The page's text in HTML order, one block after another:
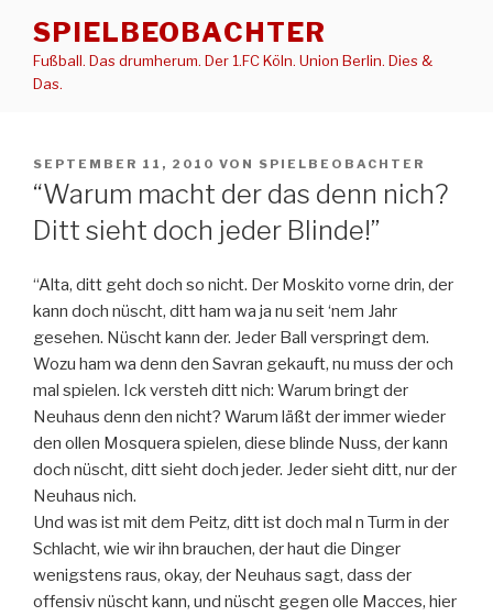
Inhalt
springen
SPIELBEOBACHTER
Fußball. Das drumherum. Der 1.FC Köln. Union Berlin. Dies &
Das.
VERÖFFENTLICHT
AM
SEPTEMBER 11, 2010 VON SPIELBEOBACHTER
“Warum macht der das denn nich?
Ditt sieht doch jeder Blinde!”
“Alta, ditt geht doch so nicht. Der Moskito vorne drin, der
kann doch nüscht, ditt ham wa ja nu seit ‘nem Jahr
gesehen. Nüscht kann der. Jeder Ball verspringt dem.
Wozu ham wa denn den Savran gekauft, nu muss der och
mal spielen. Ick versteh ditt nich: Warum bringt der
Neuhaus denn den nicht? Warum läßt der immer wieder
den ollen Mosquera spielen, diese blinde Nuss, der kann
doch nüscht, ditt sieht doch jeder. Jeder sieht ditt, nur der
Neuhaus nich.
Und was ist mit dem Peitz, ditt ist doch mal n Turm in der
Schlacht, wie wir ihn brauchen, der haut die Dinger
wenigstens raus, okay, der Neuhaus sagt, dass der
offensiv nüscht kann, und nüscht gegen olle Macces, hier